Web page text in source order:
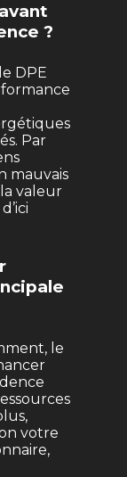
?
DPE
Par
mauvais
valeur
le
votre